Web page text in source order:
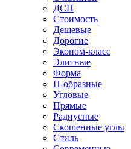
ДСП
Стоимость
Дешевые
Дорогие
Эконом-класс
Элитные
Форма
П-образные
Угловые
Прямые
Радиусные
Скошенные углы
Стиль